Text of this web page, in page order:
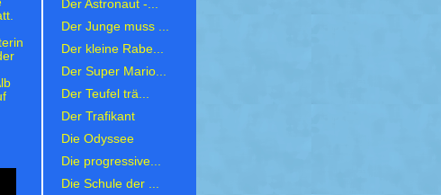
Der Astronaut -...
Der Junge muss ...
Der kleine Rabe...
Der Super Mario...
Der Teufel trä...
Der Trafikant
Die Odyssee
Die progressive...
Die Schule der ...